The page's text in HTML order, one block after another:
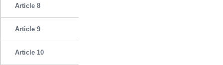
Article 8
Article 9
Article 10